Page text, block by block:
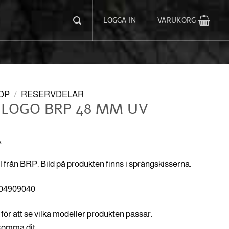
LOGGA IN VARUKORG
/ RESERVDELAR
BRP 48 MM UV
BRP. Bild på produkten finns i sprängskisserna.
att se vilka modeller produkten passar.